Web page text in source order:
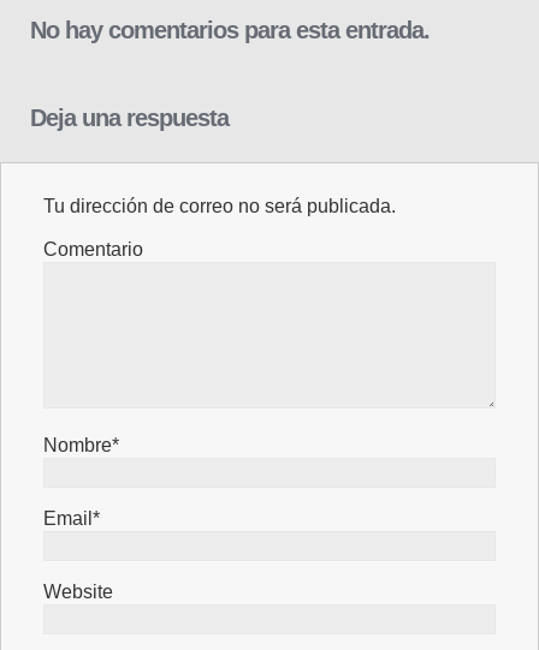
No hay comentarios para esta entrada.
Deja una respuesta
Tu dirección de correo no será publicada.
Comentario
Nombre*
Email*
Website